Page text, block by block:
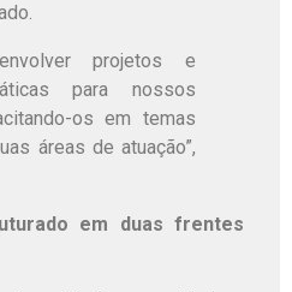
projetos e
para nossos
os em temas
áreas de atuação”,
em duas frentes